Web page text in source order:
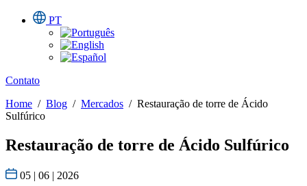
PT
Contato
Home / Blog / Mercados / Restauração de torre de Ácido
Sulfúrico
Restauração de torre de Ácido Sulfúrico
05 | 06 | 2026